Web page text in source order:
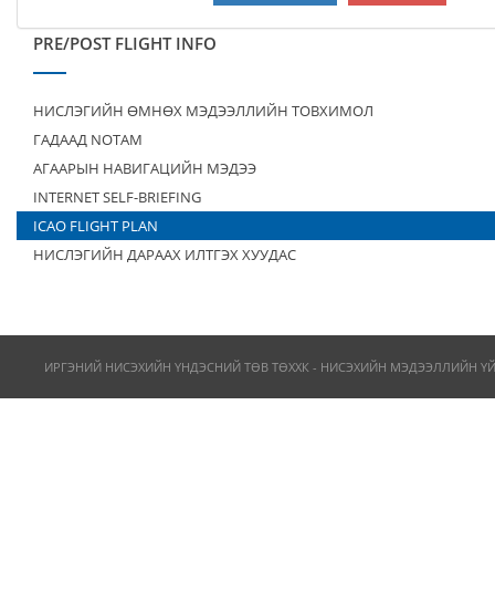
PRE/POST FLIGHT INFO
НИСЛЭГИЙН ӨМНӨХ МЭДЭЭЛЛИЙН ТОВХИМОЛ
ГАДААД NOTAM
АГААРЫН НАВИГАЦИЙН МЭДЭЭ
INTERNET SELF-BRIEFING
ICAO FLIGHT PLAN
НИСЛЭГИЙН ДАРААХ ИЛТГЭХ ХУУДАС
ИРГЭНИЙ НИСЭХИЙН ҮНДЭСНИЙ ТӨВ ТӨХХК - НИСЭХИЙН МЭДЭЭЛЛИЙН